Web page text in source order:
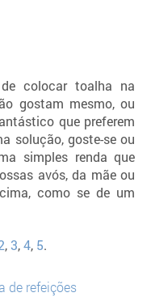
colocar toalha na
gostam mesmo, ou
que preferem
solução, goste-se ou
simples renda que
avós, da mãe ou
como se de um
, 3, 4, 5.
de refeições